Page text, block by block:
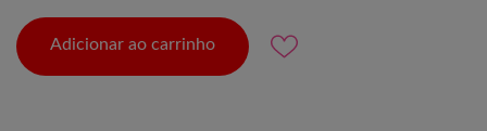
Adicionar ao carrinho